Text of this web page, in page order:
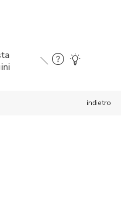
indietro